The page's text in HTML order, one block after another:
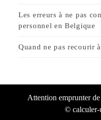
Les erreurs à ne pas
personnel en Belgique
Quand ne pas recourir